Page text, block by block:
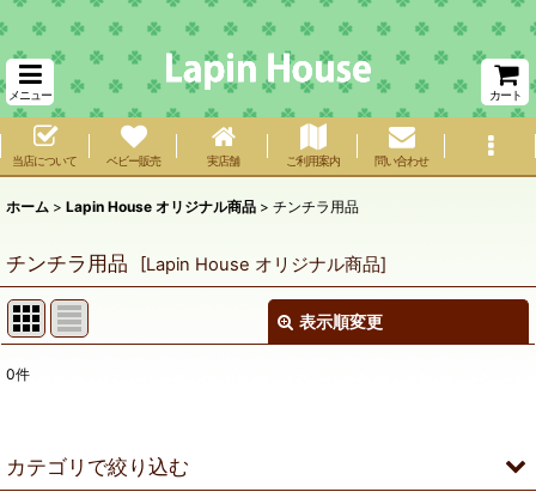
メニュー カート
当店について ベビー販売 実店舗 ご利用案内 問い合わせ
ホーム > Lapin House オリジナル商品 > チンチラ用品
チンチラ用品 [Lapin House オリジナル商品]
表示順変更
表示数
0件
カテゴリで絞り込む